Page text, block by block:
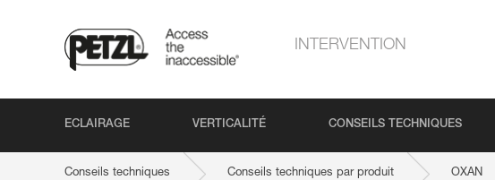
INTERVENTION
ECLAIRAGE VERTICALITÉ CONSEILS TECHNIQUES
Conseils techniques Conseils techniques par produit OXAN